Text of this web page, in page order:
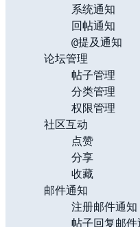
        系统通知
        回帖通知
        @提及通知
    论坛管理
        帖子管理
        分类管理
        权限管理
    社区互动
        点赞
        分享
        收藏
    邮件通知
        注册邮件通知